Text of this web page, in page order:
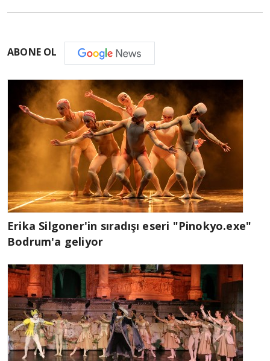
ABONE OL
Erika Silgoner'in sıradışı eseri "Pinokyo.exe"
Bodrum'a geliyor